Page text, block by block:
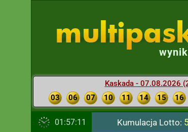
Kaskada - 07.08.2026
03
06 07 10 11 14 15 16
01:57:12 Kumulacja Lotto: